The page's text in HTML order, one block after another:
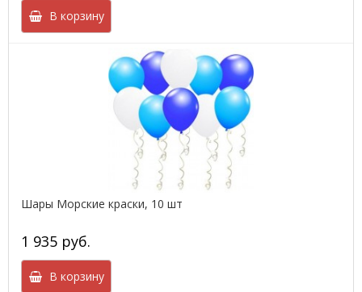
В корзину
Шары Морские краски, 10 шт
1 935 руб.
В корзину